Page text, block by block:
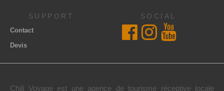
SUPPORT
Contact
Devis
SOCIAL
Chili Voyage est une agence de tourisme réceptive locale